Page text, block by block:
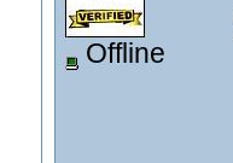
Offline